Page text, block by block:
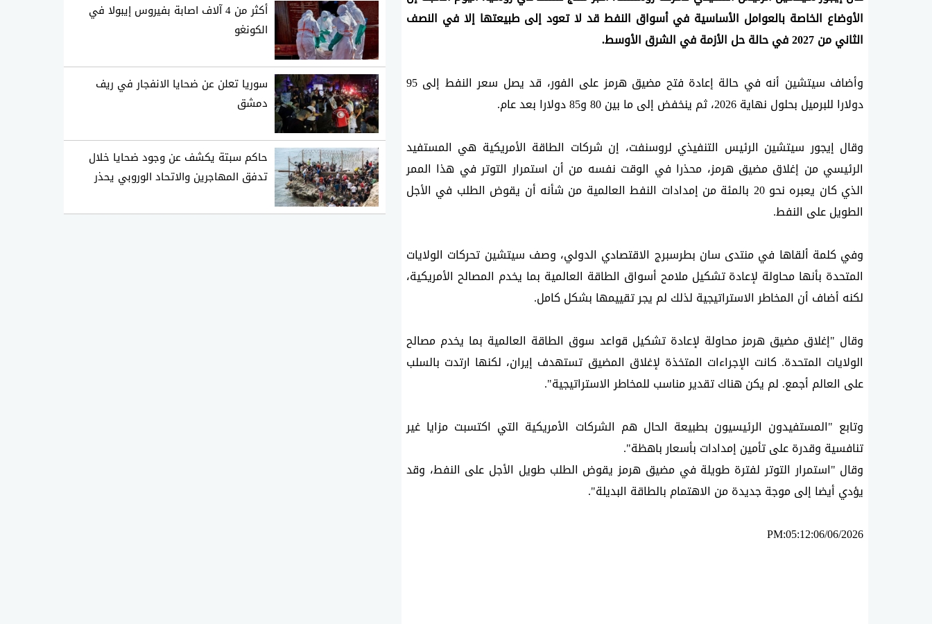
الثاني من 2027 في حالة حل الأزمة في الشرق الأوسط.
دولارا للبرميل بحلول نهاية 2026، ⁠ثم ينخفض إلى ما بين 80 ⁠و85 دولارا بعد عام.
الرئيسي من إغلاق مضيق هرمز، محذرا في الوقت نفسه من أن استمرار التوتر في هذا الممر
‌الطويل على النفط.
لكنه أضاف أن المخاطر الاستراتيجية لذلك لم يجر تقييمها بشكل كامل.
على العالم أجمع. لم يكن هناك تقدير مناسب للمخاطر الاستراتيجية".
وتابع "المستفيدون الرئيسيون بطبيعة الحال هم الشركات الأمريكية التي اكتسبت مزايا غير
تنافسية وقدرة على تأمين إمدادات بأسعار باهظة".
يؤدي أيضا إلى موجة جديدة من الاهتمام بالطاقة البديلة".
PM:05:12:06/06/2026
أكثر من 4 آلاف اصابة بفيروس إيبولا في
الكونغو
سوريا تعلن عن ضحايا الانفجار في ريف
دمشق
حاكم سبتة يكشف عن وجود ضحايا خلال
تدفق المهاجرين والاتحاد الوروبي يحذر